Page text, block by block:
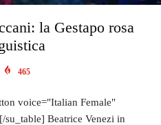
la Gestapo rosa
465
voice="Italian Female"
Beatrice Venezi in